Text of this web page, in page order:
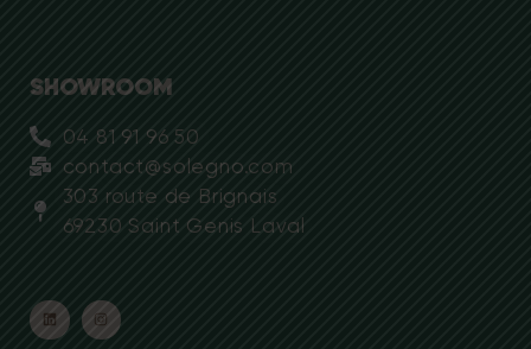
SHOWROOM
04 81 91 96 50
contact@solegno.com
303 route de Brignais
69230 Saint Genis Laval